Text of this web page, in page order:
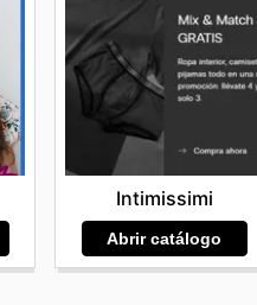
Intimissimi
Abrir catálogo